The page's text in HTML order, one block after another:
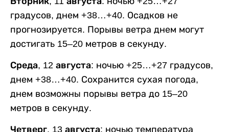
градусов, днем +38…+40. Осадков не
прогнозируется. Порывы ветра днем могут
достигать 15–20 метров в секунду.
Среда, 12 августа: ночью +25…+27 градусов,
днем +38…+40. Сохранится сухая погода,
днем возможны порывы ветра до 15–20
метров в секунду.
Четверг, 13 августа: ночью температура